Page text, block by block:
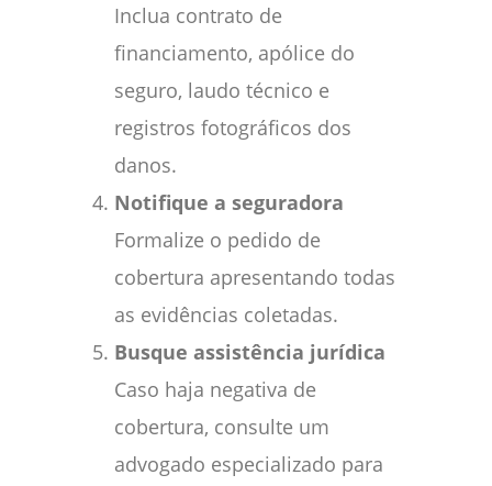
Inclua contrato de
financiamento, apólice do
seguro, laudo técnico e
registros fotográficos dos
danos.
Notifique a seguradora
Formalize o pedido de
cobertura apresentando todas
as evidências coletadas.
Busque assistência jurídica
Caso haja negativa de
cobertura, consulte um
advogado especializado para